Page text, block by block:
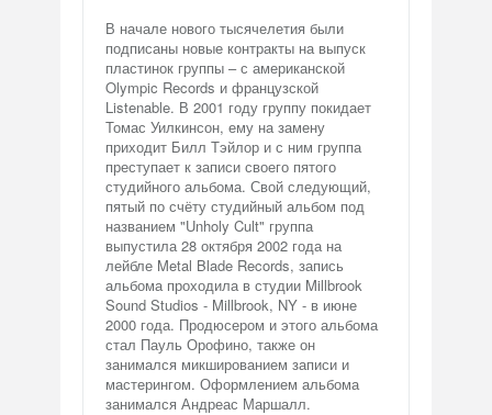
В начале нового тысячелетия были
подписаны новые контракты на выпуск
пластинок группы – с американской
Olympic Records и французской
Listenable. В 2001 году группу покидает
Томас Уилкинсон, ему на замену
приходит Билл Тэйлор и с ним группа
преступает к записи своего пятого
студийного альбома. Свой следующий,
пятый по счёту студийный альбом под
названием "Unholy Cult" группа
выпустила 28 октября 2002 года на
лейбле Metal Blade Records, запись
альбома проходила в студии Millbrook
Sound Studios - Millbrook, NY - в июне
2000 года. Продюсером и этого альбома
стал Пауль Орофино, также он
занимался микшированием записи и
мастерингом. Оформлением альбома
занимался Андреас Маршалл.